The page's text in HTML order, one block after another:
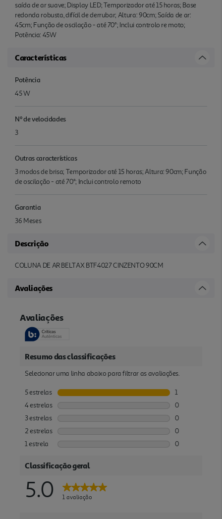
saída de ar suave; Display LED; Temporizador até 15 horas; Base
redonda robusta, difícil de derrubar; Altura: 90cm; Saída de ar:
45cm; Função de oscilação - até 70°; Inclui controlo re moto;
Potência: 45W
Características
Potência
45 W
Nº de velocidades
3
Outras características
3 modos de brisa; Temporizador até 15 horas; Altura: 90cm; Função
de oscilação - até 70°; Inclui controlo remoto
Garantia
36 Meses
Descrição
COLUNA DE AR BELTAX BTF4027 CINZENTO 90CM
Avaliações